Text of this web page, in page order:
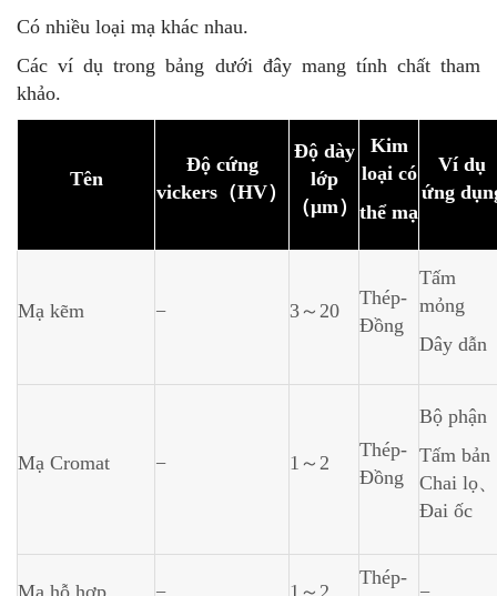
Có nhiều loại mạ khác nhau.
Các ví dụ trong bảng dưới đây mang tính chất tham
khảo.
Tên
Độ cứng
vickers（HV）
Độ dày
lớp
（μm）
Kim
loại có
thể mạ
Ví dụ
ứng
Mạ kẽm − 3～20
Thép-
Đồng
Tấm
mỏng
Dây dẫn
Mạ Cromat − 1～2
Thép-
Đồng
Bộ phận
Tấm bản
Chai lọ、
Đai ốc
Mạ hỗ hợp − 1～2
Thép-
−